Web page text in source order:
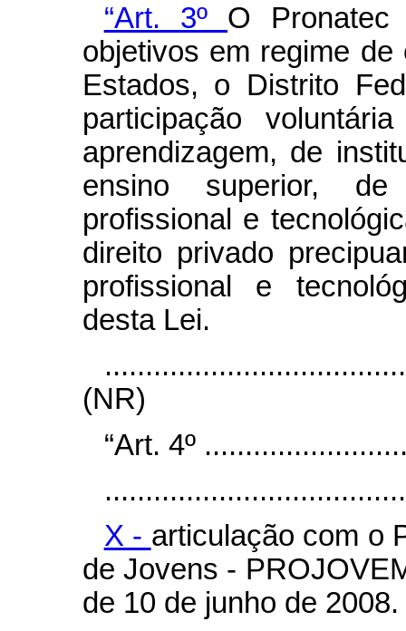
“Art. 3º O Pronatec
objetivos em regime
Estados, o Distrito
participação
aprendizagem, de
ensino superior,
profissional e
direito privado
profissional e
desta Lei.
(NR)
“Art. 4º
X - articulação com o
de Jovens -
de 10 de junho de 2008.